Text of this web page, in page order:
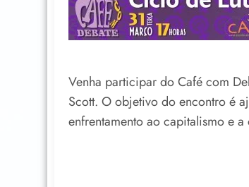
Venha participar do Café com
Scott. O objetivo do encontro é
enfrentamento ao capitalismo e